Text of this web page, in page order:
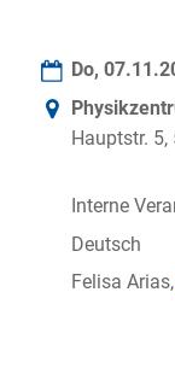
Do,
Hauptstr.
Interne
Deutsch
Felisa Arias,